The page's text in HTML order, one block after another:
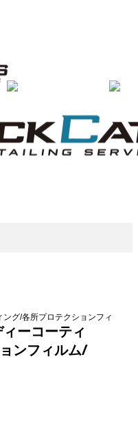
グ/各所プロテクションフィ
ィーコーティ
ンフィルム/